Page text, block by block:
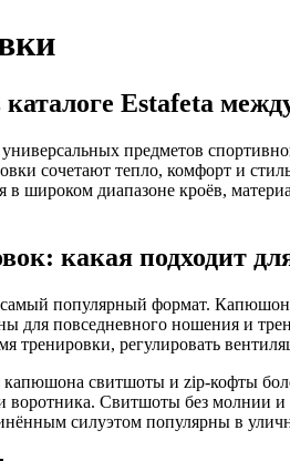
Estafeta
предметов
сочетают тепло, комфорт и
широком диапазоне кроёв,
какая подходит
популярный формат. Капюшон
повседневного ношения и
тренировки, регулировать
свитшоты и zip-кофты
воротника. Свитшоты без
силуэтом популярны в